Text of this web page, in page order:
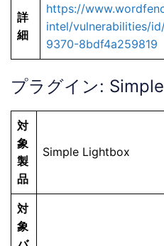
詳
細
https://
intel/vulnerabilities/
9370-8bdf4a259819
プラグイン:
対
象
製
品
Simple Lightbox
対
象